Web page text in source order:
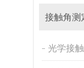
接触角测
光学接